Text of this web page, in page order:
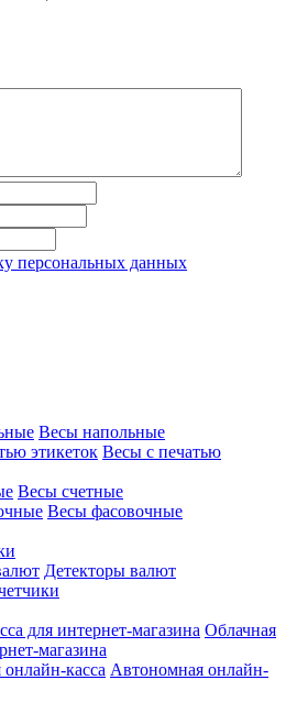
персональных данных
Весы напольные
Весы с печатью
Весы счетные
Весы фасовочные
Детекторы валют
Облачная
магазина
Автономная онлайн-